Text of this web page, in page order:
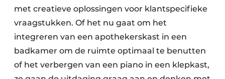
met creatieve oplossingen voor klantspecifieke
vraagstukken. Of het nu gaat om het
integreren van een apothekerskast in een
badkamer om de ruimte optimaal te benutten
of het verbergen van een piano in een klepkast,